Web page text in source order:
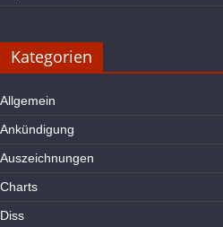
Kategorien
Allgemein
Ankündigung
Auszeichnungen
Charts
Diss